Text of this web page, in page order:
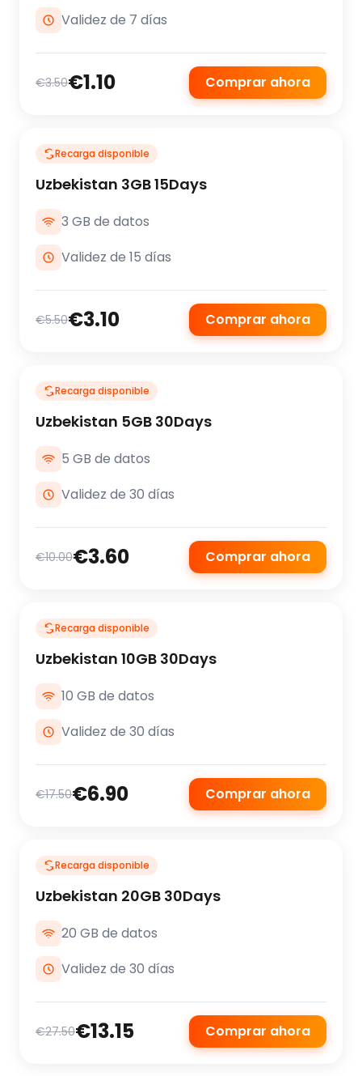
Validez de 7 días
€3.50€1.10 Comprar ahora
Recarga disponible
Uzbekistan 3GB 15Days
3 GB de datos
Validez de 15 días
€5.50€3.10 Comprar ahora
Recarga disponible
Uzbekistan 5GB 30Days
5 GB de datos
Validez de 30 días
€10.00€3.60 Comprar ahora
Recarga disponible
Uzbekistan 10GB 30Days
10 GB de datos
Validez de 30 días
€17.50€6.90 Comprar ahora
Recarga disponible
Uzbekistan 20GB 30Days
20 GB de datos
Validez de 30 días
€27.50€13.15 Comprar ahora